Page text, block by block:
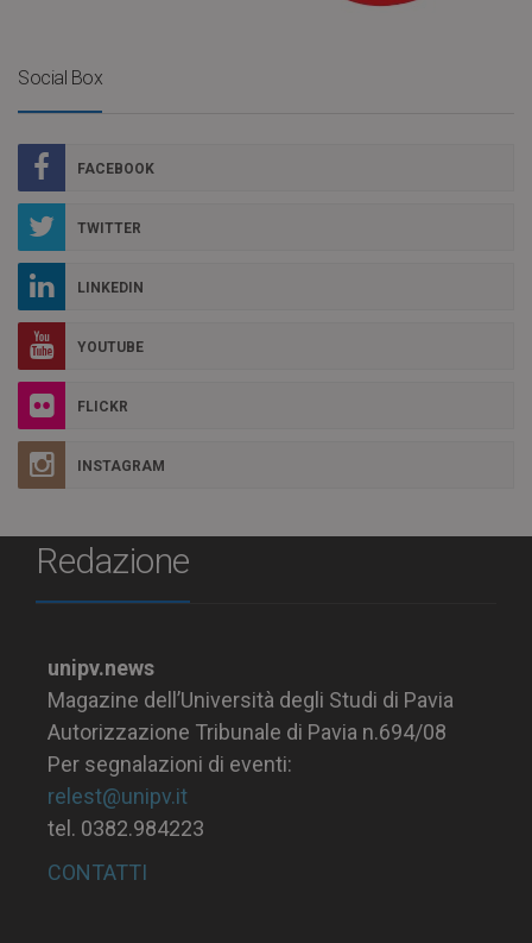
Social Box
FACEBOOK
TWITTER
LINKEDIN
YOUTUBE
FLICKR
INSTAGRAM
Redazione
unipv.news
Magazine dell’Università degli Studi di Pavia
Autorizzazione Tribunale di Pavia n.694/08
Per segnalazioni di eventi:
relest@unipv.it
tel. 0382.984223
CONTATTI